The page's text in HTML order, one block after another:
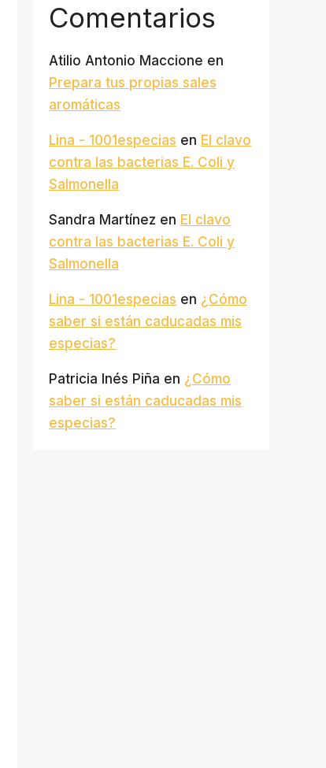
Comentarios
Atilio Antonio Maccione en
Prepara tus propias sales
aromáticas
Lina - 1001especias en El clavo
contra las bacterias E. Coli y
Salmonella
Sandra Martínez en El clavo
contra las bacterias E. Coli y
Salmonella
Lina - 1001especias en ¿Cómo
saber si están caducadas mis
especias?
Patricia Inés Piña en ¿Cómo
saber si están caducadas mis
especias?